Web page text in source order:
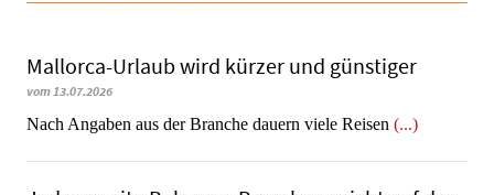
Mallorca-Urlaub wird kürzer und günstiger
vom 13.07.2026
Nach Angaben aus der Branche dauern viele Reisen (...)